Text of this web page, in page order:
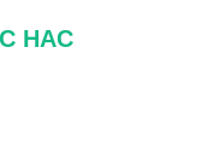
НАС